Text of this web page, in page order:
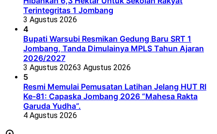
Terintegritas 1 Jombang
3 Agustus 2026
4
Bupati Warsubi Resmikan Gedung Baru SRT 1
Jombang, Tanda Dimulainya MPLS Tahun Ajaran
2026/2027
3 Agustus 20263 Agustus 2026
5
Resmi Memulai Pemusatan Latihan Jelang HUT RI
Ke-81: Capaska Jombang 2026 “Mahesa Rakta
Garuda Yudha”.
4 Agustus 2026